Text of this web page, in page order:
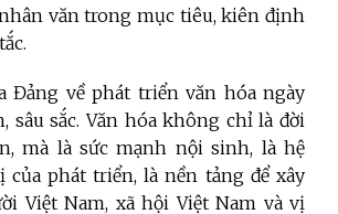
văn trong mục tiêu, kiên định
Đảng về phát triển văn hóa ngày
sâu sắc. Văn hóa không chỉ là đời
mà là sức mạnh nội sinh, là hệ
của phát triển, là nền tảng để xây
Việt Nam, xã hội Việt Nam và vị